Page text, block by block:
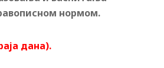
нормом.
дана).